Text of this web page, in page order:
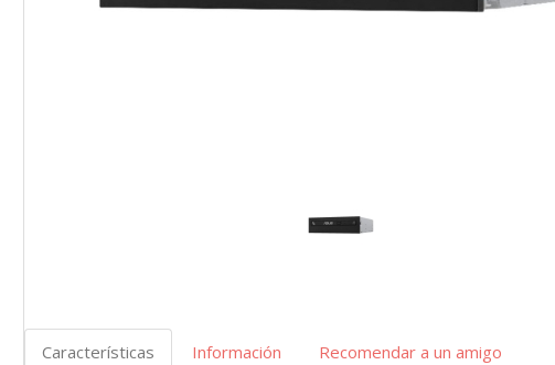
Características Información Recomendar a un amigo